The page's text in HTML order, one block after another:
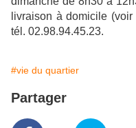
livraison à domicile
tél. 02.98.94.45.23.
#vie du quartier
Partager